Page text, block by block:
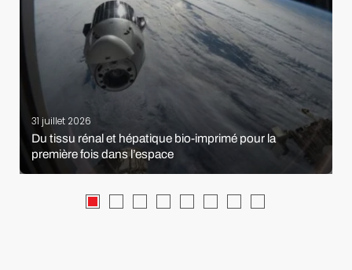
31 juillet 2026
Du tissu rénal et hépatique bio-imprimé pour la
première fois dans l’espace